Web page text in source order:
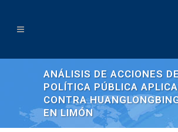
ANÁLISIS DE ACCIONES
POLÍTICA PÚBLICA
CONTRA
EN LIMÓN